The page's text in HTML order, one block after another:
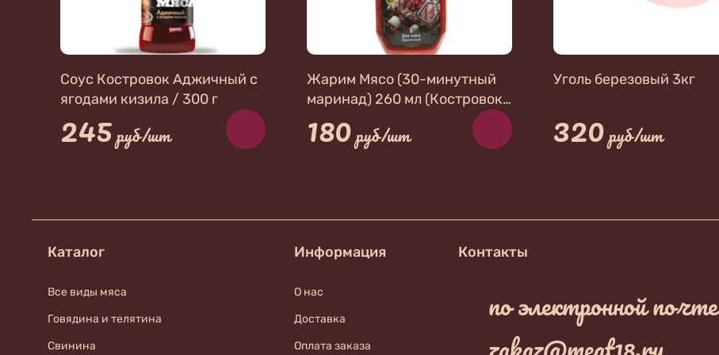
Соус Костровок Аджичный с
ягодами кизила / 300 г
245руб/шт
Жарим Мясо (30-минутный
маринад) 260 мл (Костровок)
Для мяса. Брусничный
180руб/шт
Уголь березовый 3кг
320руб/шт
Каталог
Все виды мяса
Говядина и телятина
Свинина
Информация
О нас
Доставка
Оплата заказа
Контакты
по электронной почте